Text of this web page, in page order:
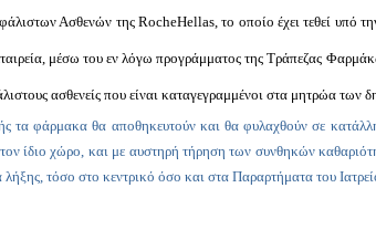
Ασθενών της RocheHellas, το οποίο έχει τεθεί υπό
μέσω του εν λόγω προγράμματος της Τράπεζας
ασθενείς που είναι καταγεγραμμένοι στα μητρώα
τα φάρμακα θα αποθηκευτούν και θαφυλαχθούν σε
ίδιο χώρο, και με αυστηρή τήρηση των συνθηκών
τόσο στο κεντρικό όσο και στα Παραρτήματα του